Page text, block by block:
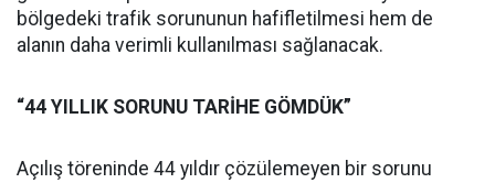
bölgedeki trafik sorununun hafifletilmesi hem de
alanın daha verimli kullanılması sağlanacak.
“44 YILLIK SORUNU TARİHE GÖMDÜK”
Açılış töreninde 44 yıldır çözülemeyen bir sorunu